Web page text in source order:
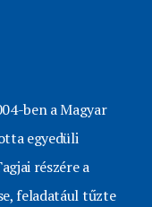
ben a Magyar
egyedüli
részére a
feladatául tűzte